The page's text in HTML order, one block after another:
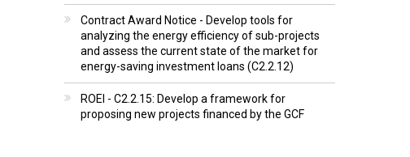
Contract Award Notice - Develop tools for
analyzing the energy efficiency of sub-projects
and assess the current state of the market for
energy-saving investment loans (C2.2.12)
ROEI - C2.2.15: Develop a framework for
proposing new projects financed by the GCF